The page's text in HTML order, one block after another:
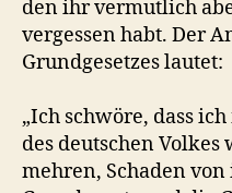
den ihr vermutlich
vergessen habt. Der
Grundgesetzes lautet:
„Ich schwöre, dass
des deutschen
mehren, Schaden